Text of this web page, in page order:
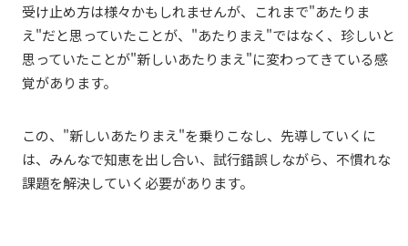
受け止め方は様々かもしれませんが、これまで"あたりま
え"だと思っていたことが、"あたりまえ"ではなく、珍しいと
思っていたことが"新しいあたりまえ"に変わってきている感
覚があります。
この、"新しいあたりまえ"を乗りこなし、先導していくに
は、みんなで知恵を出し合い、試行錯誤しながら、不慣れな
課題を解決していく必要があります。